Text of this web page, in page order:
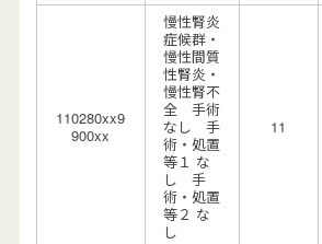
110280xx9
900xx
慢性腎炎
症候群・
慢性間質
性腎炎・
慢性腎不
全 手術
なし 手
術・処置
等１ な
し 手
術・処置
等２ な
し
11